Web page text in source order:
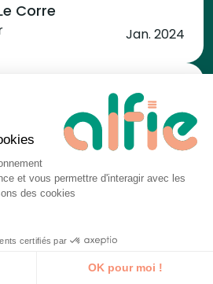
Corre
Jan. 2024
donnée avec
idéal, des
et un
au top
formateurs de
d’eux-mêmes
tête une gestion
et vous permettre d'interagir avec les
des cookies
certifiés par
OK pour moi !